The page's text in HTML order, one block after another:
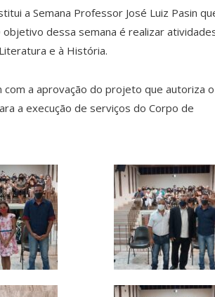
a Semana Professor José Luiz Pasin
dessa semana é realizar
e à História.
a aprovação do projeto que autoriza o
a execução de serviços do Corpo de